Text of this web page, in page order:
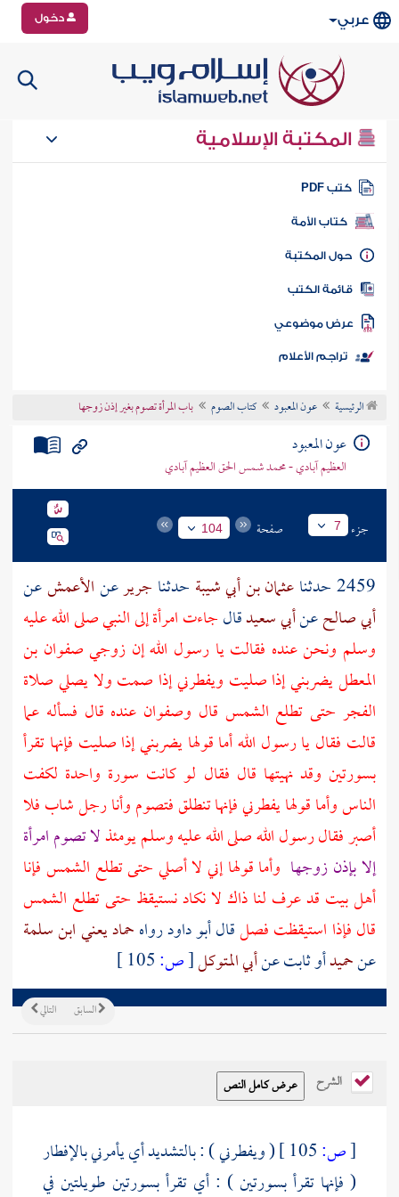
عربي دخول
المكتبة الإسلامية
كتب PDF
كتاب الأمة
المكتبة
الكتب
موضوعي
تراجم الأعلام
الرئيسية عون المعبود كتاب الصوم باب المرأة تصوم بغير إذن زوجها
عون المعبود
العظيم آبادي - محمد شمس الحق العظيم آبادي
جزء 7 صفحة 104
2459 حدثنا عثمان بن أبي شيبة حدثنا جريرعنالأعمشعن
أبي صالحعنأبي سعيدقالجاءت امرأة إلى النبي صلى الله عليه
وسلم ونحن عنده فقالت يا رسول الله إن زوجيصفوان بن
المعطليضربني إذا صليت ويفطرني إذا صمت ولا يصلي صلاة
الفجر حتى تطلع الشمس قال وصفوان عنده قال فسأله عما
قالت فقال يا رسول الله أما قولها يضربني إذا صليت فإنها تقرأ
بسورتين وقد نهيتها قال فقال لو كانت سورة واحدة لكفت
الناس وأما قولها يفطرني فإنها تنطلق فتصوم وأنا رجل شاب فلا
أصبر فقال رسول الله صلى الله عليه وسلم يومئذلا تصوم امرأة
إلا بإذن زوجها وأما قولها إني لا أصلي حتى تطلع الشمس فإنا
أهل بيت قد عرف لنا ذاك لا نكاد نستيقظ حتى تطلع الشمس
قال فإذا استيقظت فصلقال أبو داود رواهحماد يعني ابن سلمة
عنحميدأوثابتعنأبي المتوكل[ص:
التالي السابق
الشرح
[ص:
( ويفطرني ) : بالتشديد أي يأمرني بالإفطار
( فإنها تقرأ بسورتين ) : أي تقرأ بسورتين طويلتين في